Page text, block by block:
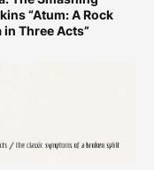
“Atum: A Rock
in Three Acts”